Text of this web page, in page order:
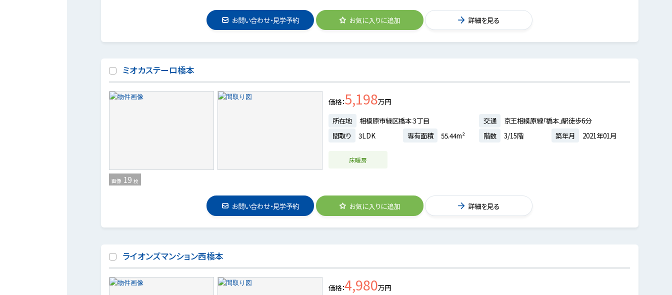
お問い合わせ・見学予約 お気に入りに追加 詳細を見る
ミオカステーロ橋本
画像 19 枚
価格 5,198万円
所在地
相模原市緑区橋本３丁目 交通
京王相模原線「橋本」駅徒歩6分
間取り
3LDK 専有面積 55.44m² 階数 3/15階 築年月 2021年01月
床暖房
お問い合わせ・見学予約 お気に入りに追加 詳細を見る
ライオンズマンション西橋本
価格 4,980万円